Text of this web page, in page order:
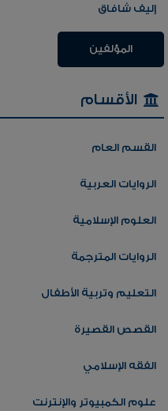
إليف شافاق
المؤلفين
الأقسام
القسم العام
الروايات العربية
العلوم الإسلامية
الروايات المترجمة
التعليم وتربية الأطفال
القصص القصيرة
الفقه الإسلامي
علوم الكمبيوتر والإنترنت